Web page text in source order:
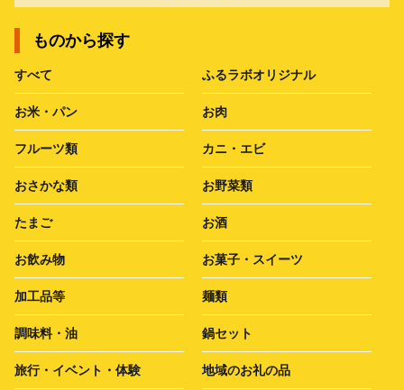
ものから探す
すべて ふるラボオリジナル
お米・パン お肉
フルーツ類 カニ・エビ
おさかな類 お野菜類
たまご お酒
お飲み物 お菓子・スイーツ
加工品等 麺類
調味料・油 鍋セット
旅行・イベント・体験 地域のお礼の品